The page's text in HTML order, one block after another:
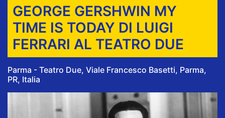
GEORGE GERSHWIN MY
TIME IS TODAY DI LUIGI
FERRARI AL TEATRO DUE
Parma - Teatro Due, Viale Francesco Basetti, Parma,
PR, Italia